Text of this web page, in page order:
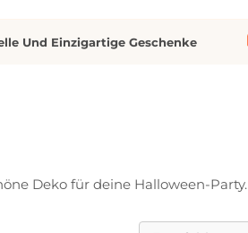
Und Einzigartige Geschenke
Deko für deine Halloween-Party.